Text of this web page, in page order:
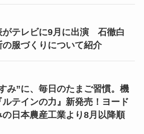
がテレビに9月に出演 石徹白
服づくりについて紹介
み”に、毎日のたまご習慣。機
テインの力』新発売！ヨード
日本農産工業より8月以降順